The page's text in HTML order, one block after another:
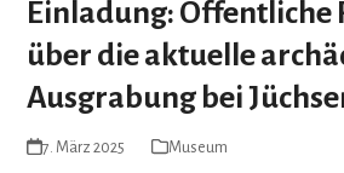
Einladung: Öffentliche
über die aktuelle
Ausgrabung bei
7. März 2025 Museum